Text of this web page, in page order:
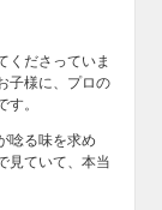
くださっていま
子様に、プロの
。
唸る味を求め
見ていて、本当